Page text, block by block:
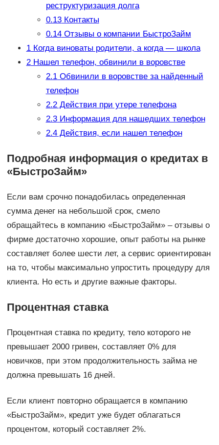
реструктуризация долга
0.13Контакты
0.14Отзывы о компании БыстроЗайм
1Когда виноваты родители, а когда — школа
2Нашел телефон, обвинили в воровстве
2.1Обвинили в воровстве за найденный
телефон
2.2Действия при утере телефона
2.3Информация для нашедших телефон
2.4Действия, если нашел телефон
Подробная информация о кредитах в
«БыстроЗайм»
Если вам срочно понадобилась определенная
сумма денег на небольшой срок, смело
обращайтесь в компанию «БыстроЗайм» – отзывы о
фирме достаточно хорошие, опыт работы на рынке
составляет более шести лет, а сервис ориентирован
на то, чтобы максимально упростить процедуру для
клиента. Но есть и другие важные факторы.
Процентная ставка
Процентная ставка по кредиту, тело которого не
превышает 2000 гривен, составляет 0% для
новичков, при этом продолжительность займа не
должна превышать 16 дней.
Если клиент повторно обращается в компанию
«БыстроЗайм», кредит уже будет облагаться
процентом, который составляет 2%.